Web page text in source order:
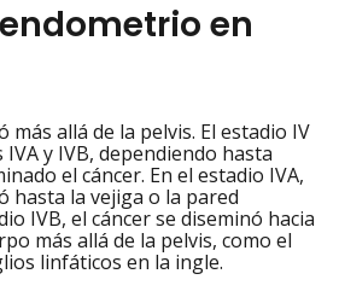
en
más allá de la pelvis. El estadio IV
y IVB, dependiendo hasta
el cáncer. En el estadio IVA,
hasta la vejiga o la pared
IVB, el cáncer se diseminó hacia
más allá de la pelvis, como el
linfáticos en la ingle.